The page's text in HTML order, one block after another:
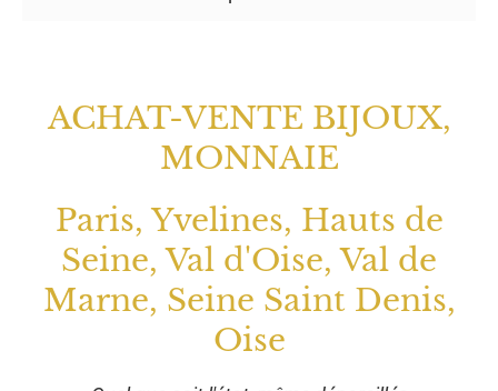
ACHAT-VENTE BIJOUX,
MONNAIE
Paris, Yvelines, Hauts de
Seine, Val d'Oise, Val de
Marne, Seine Saint Denis,
Oise